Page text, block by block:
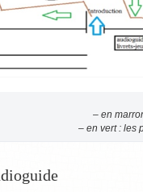
– en
– en vert : les